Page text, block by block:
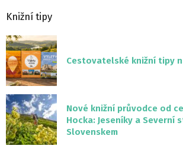
Knižní tipy
Cestovatelské knižní tipy
Nové knižní průvodce od
Hocka: Jeseníky a Severní
Slovenskem